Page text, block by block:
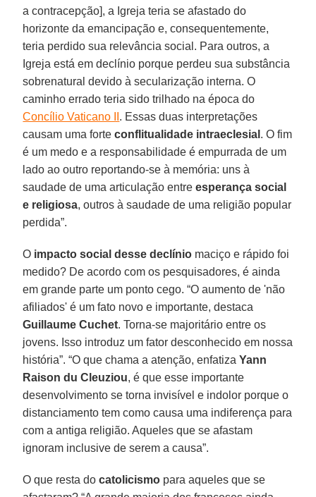
a contracepção], a Igreja teria se afastado do
horizonte da emancipação e, consequentemente,
teria perdido sua relevância social. Para outros, a
Igreja está em declínio porque perdeu sua substância
sobrenatural devido à secularização interna. O
caminho errado teria sido trilhado na época do
Concílio Vaticano II . Essas duas interpretações
causam uma forteconflitualidade intraeclesial . O fim
é um medo e a responsabilidade é empurrada de um
lado ao outro reportando-se à memória: uns à
saudade de uma articulação entreesperança social
e religiosa, outros à saudade de uma religião popular
perdida”.
O impacto social desse declínio maciço e rápido foi
medido? De acordo com os pesquisadores, é ainda
em grande parte um ponto cego. “O aumento de 'não
afiliados' é um fato novo e importante, destaca
Guillaume Cuchet. Torna-se majoritário entre os
jovens. Isso introduz um fator desconhecido em nossa
história”. “O que chama a atenção, enfatizaYann
Raison du Cleuziou, é que esse importante
desenvolvimento se torna invisível e indolor porque o
distanciamento tem como causa uma indiferença para
com a antiga religião. Aqueles que se afastam
ignoram inclusive de serem a causa”.
O que resta docatolicismo para aqueles que se